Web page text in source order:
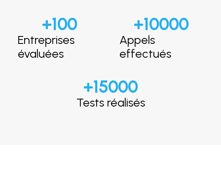
+100
Entreprises
évaluées
+10000
Appels
effectués
+15000
Tests réalisés